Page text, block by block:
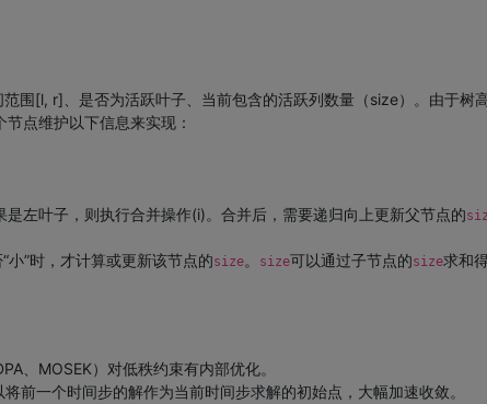
围[l, r]、是否为活跃叶子、当前包含的活跃列数量（size）。由于树
点维护以下信息来实现：
左叶子，则执行合并操作(i)。合并后，需要递归向上更新父节点的
”时，才计算或更新该节点的size。 size可以通过子节点的size求和得
、MOSEK）对低秩约束有内部优化。
前一个时间步的解作为当前时间步求解的初始点，大幅加速收敛。